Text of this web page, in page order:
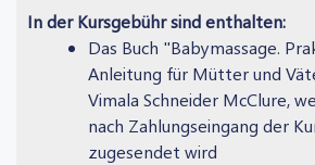
In der Kursgebühr sind enthalten:
Das Buch "Babymassage.
Anleitung für Mütter und
Vimala Schneider McClure,
nach Zahlungseingang der
zugesendet wird